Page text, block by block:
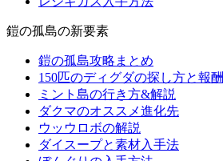
鎧の孤島の新要素
鎧の孤島攻略まとめ
150匹のディグダの探し方と報酬
ミント島の行き方&解説
ダクマのオススメ進化先
ウッウロボの解説
ダイスープと素材入手法